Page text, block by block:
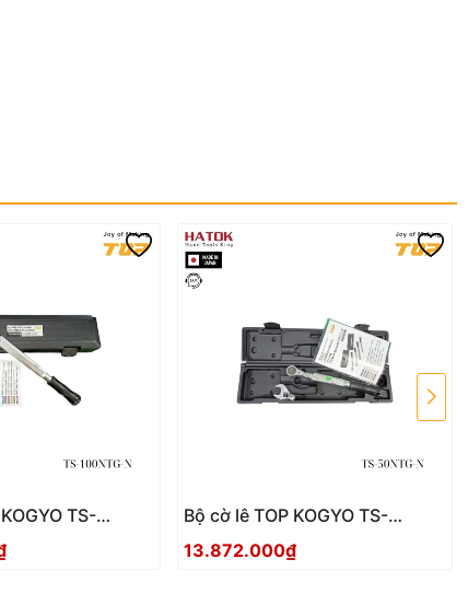
TS-
Bản
Bộ cờ lê TOP KOGYO TS-
50NTG-N Nhật Bản
13.872.000₫